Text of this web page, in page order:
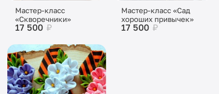
Мастер-класс
«Скворечники»
17 500 ₽
Мастер-класс «Сад
хороших привычек»
17 500 ₽